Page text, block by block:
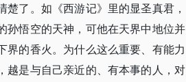
了。如《西游记》里的显圣真君，
孙悟空的天神，可他在天界中地位并
界的香火。为什么这么重要、有能力
越是与自己亲近的、有本事的人，对